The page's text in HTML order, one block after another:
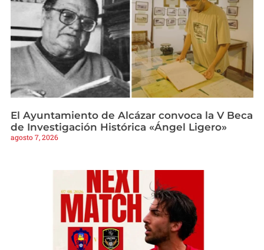
El Ayuntamiento de Alcázar convoca la V Beca
de Investigación Histórica «Ángel Ligero»
agosto 7, 2026